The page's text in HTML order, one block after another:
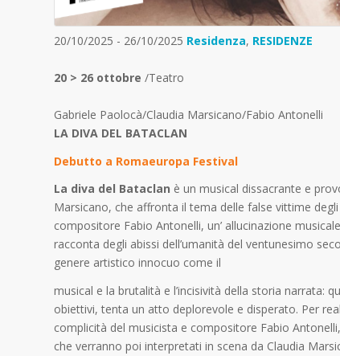
20/10/2025 - 26/10/2025 Residenza, RESIDENZE
20 > 26 ottobre /Teatro
Gabriele Paolocà/Claudia Marsicano/Fabio Antonelli
LA DIVA DEL BATACLAN
Debutto a Romaeuropa Festival
La diva del Bataclan è un musical dissacrante e
Marsicano, che affronta il tema delle false vittime
compositore Fabio Antonelli, un’ allucinazione
racconta degli abissi dell’umanità del ventunesimo
genere artistico innocuo come il
musical e la brutalità e l’incisività della storia narrata:
obiettivi, tenta un atto deplorevole e disperato. Per
complicità del musicista e compositore Fabio
che verranno poi interpretati in scena da Claudia